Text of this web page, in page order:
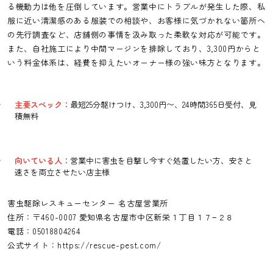
る機動力は他を圧倒しています。営業中にトラブルが発生した際、私
服に近い清潔感のある服装での相談や、お客様に気づかれない箇所へ
の先行調査など、店舗側の事情を汲み取った柔軟な対応が可能です。
また、自社施工により中間マージンを排除しており、3,300円からと
いう料金体系は、経費を抑えたいオーナー様の強い味方となります。
主要スペック： 最短25分駆けつけ、3,300円〜、24時間365日受付、見
積無料
向いている人： 営業中に害虫を目撃し今すぐ処置したい方、安さと
速さを両立させたい店主様
害虫駆除レスキューセンター 名古屋営業所
住所：〒460-0007 愛知県名古屋市中区新栄１丁目１７−２８
電話：05018804264
公式サイト： https://rescue-pest.com/